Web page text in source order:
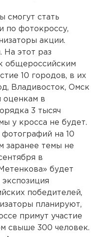
смогут стать
по фотокроссу,
акции.
На этот раз
общероссийским
10 городов, в их
Владивосток, Омск
оценкам в
3 тысяч
у кросса не будет.
фотографий на 10
заранее темы не
в
будет
победителей,
планируют,
примут участие
свыше 300 человек.